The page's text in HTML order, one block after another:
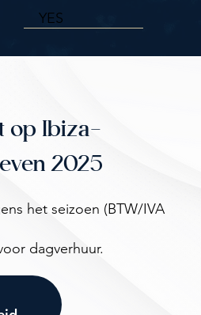
YES
op Ibiza-
2025
het seizoen (BTW/IVA
dagverhuur.